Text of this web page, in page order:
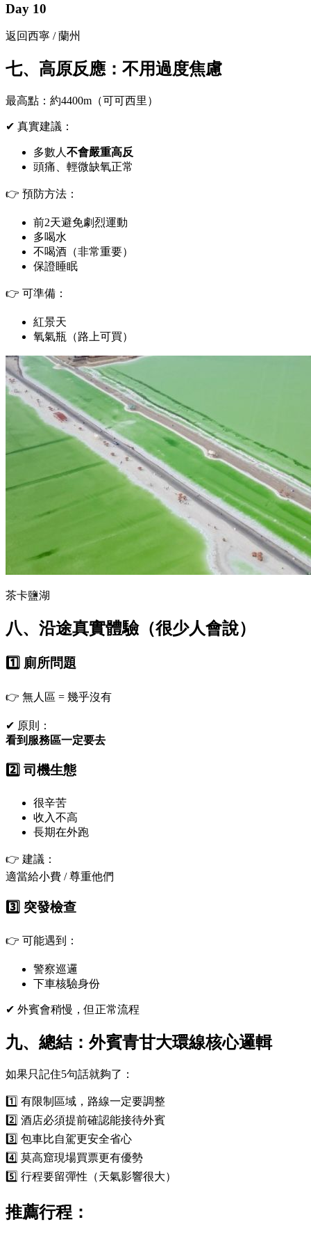
Day 10
返回西寧 / 蘭州
七、高原反應：不用過度焦慮
最高點：約4400m（可可西里）
✔ 真實建議：
多數人 不會嚴重高反
頭痛、輕微缺氧正常
👉 預防方法：
前2天避免劇烈運動
多喝水
不喝酒（非常重要）
保證睡眠
👉 可準備：
紅景天
氧氣瓶（路上可買）
茶卡鹽湖
八、沿途真實體驗（很少人會說）
1️⃣ 廁所問題
👉 無人區 = 幾乎沒有
✔ 原則：
看到服務區一定要去
2️⃣ 司機生態
很辛苦
收入不高
長期在外跑
👉 建議：
適當給小費 / 尊重他們
3️⃣ 突發檢查
👉 可能遇到：
警察巡邏
下車核驗身份
✔ 外賓會稍慢，但正常流程
九、總結：外賓青甘大環線核心邏輯
如果只記住5句話就夠了：
1️⃣ 有限制區域，路線一定要調整
2️⃣ 酒店必須提前確認能接待外賓
3️⃣ 包車比自駕更安全省心
4️⃣ 莫高窟現場買票更有優勢
5️⃣ 行程要留彈性（天氣影響很大）
推薦行程：